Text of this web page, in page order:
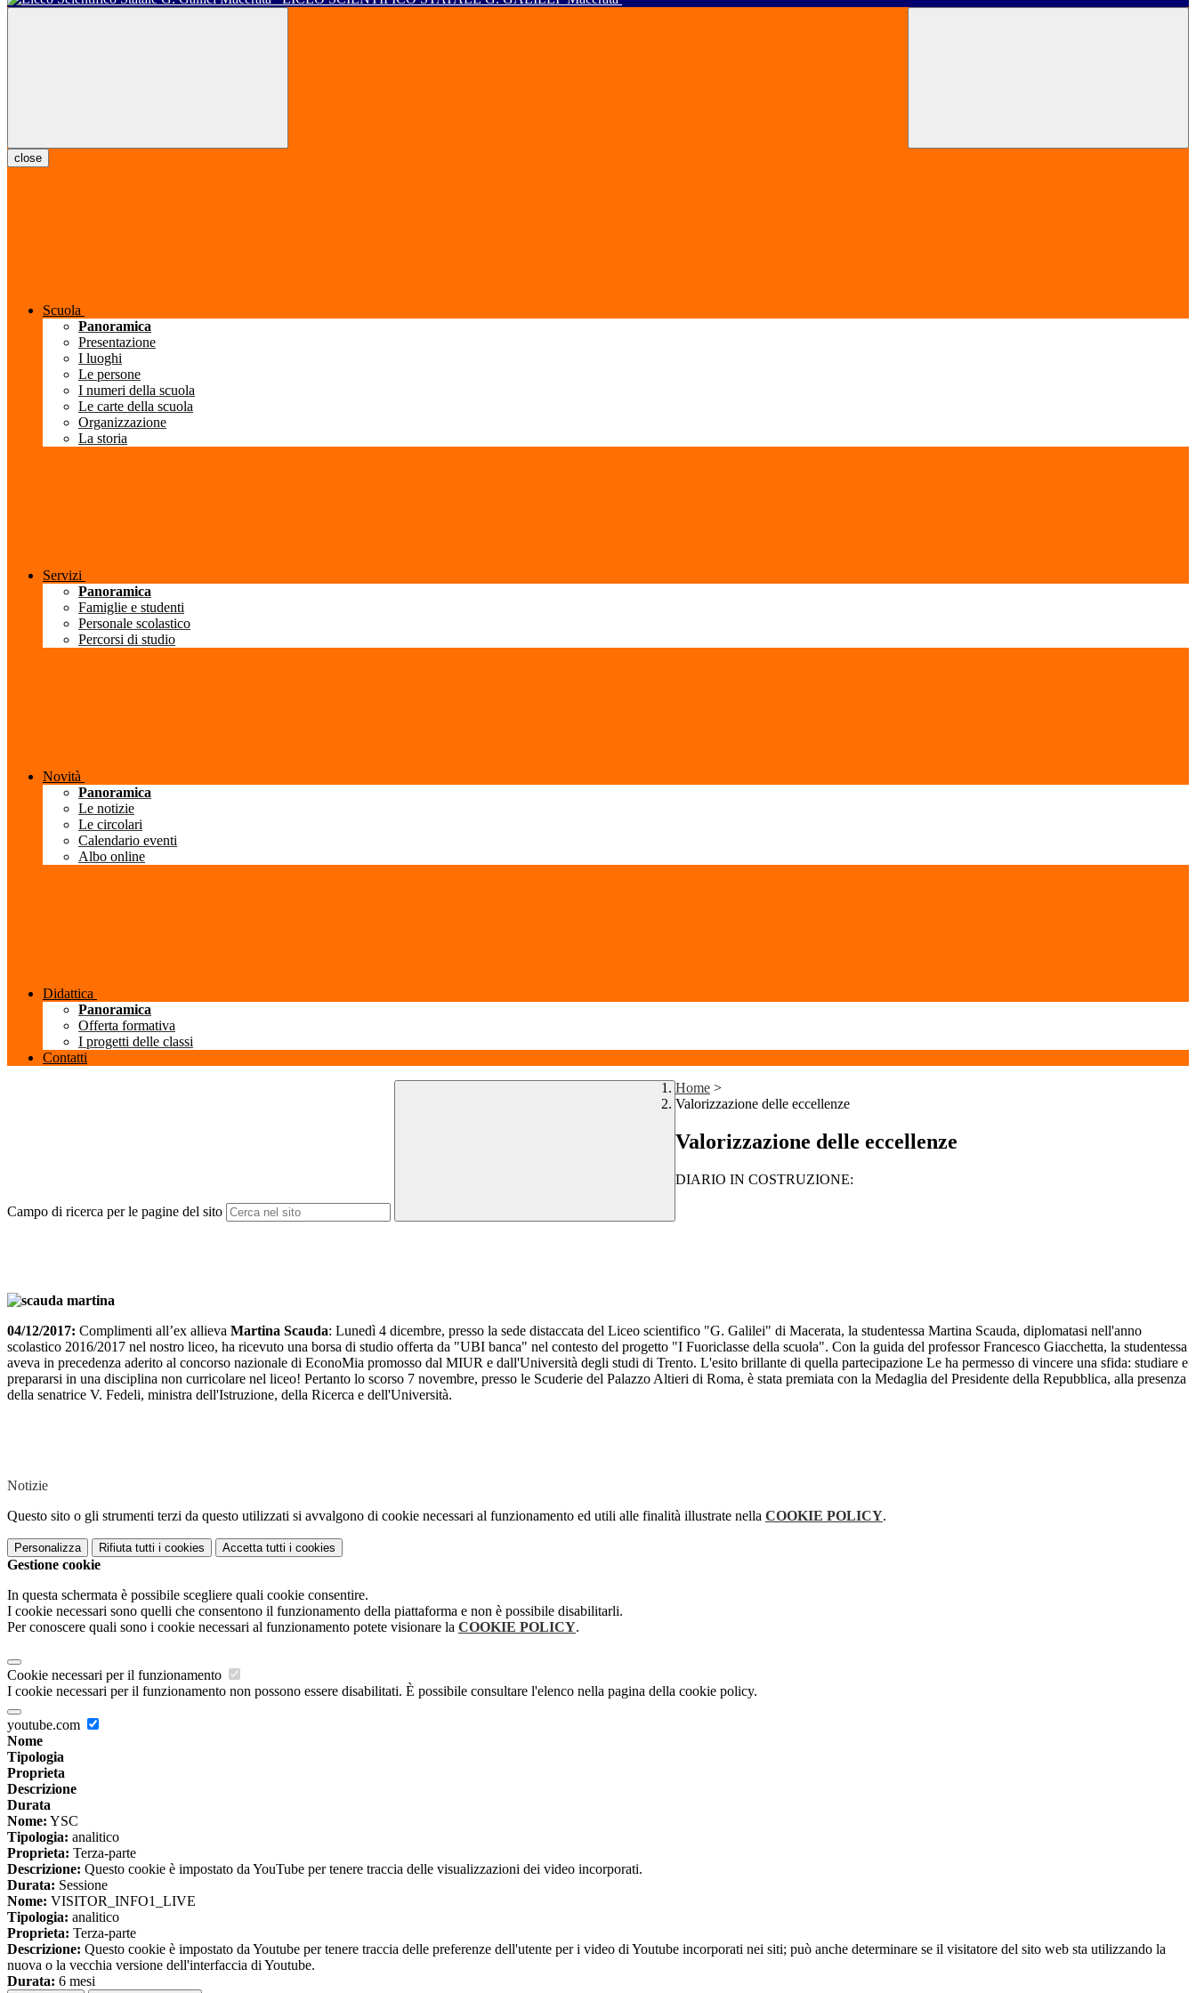
close
Scuola
Panoramica
Presentazione
I luoghi
Le persone
I numeri della scuola
Le carte della scuola
Organizzazione
La storia
Servizi
Panoramica
Famiglie e studenti
Personale scolastico
Percorsi di studio
Novità
Panoramica
Le notizie
Le circolari
Calendario eventi
Albo online
Didattica
Panoramica
Offerta formativa
I progetti delle classi
Contatti
Campo di ricerca per le pagine del sito
Home >
Valorizzazione delle eccellenze
Valorizzazione delle eccellenze
DIARIO IN COSTRUZIONE:
04/12/2017: Complimenti all’ex allieva Martina Scauda: Lunedì 4 dicembre, presso la sede distaccata del Liceo scientifico "G. Galilei" di Macerata, la studentessa Martina Scauda, diplomatasi nell'anno
scolastico 2016/2017 nel nostro liceo, ha ricevuto una borsa di studio offerta da "UBI banca" nel contesto del progetto "I Fuoriclasse della scuola". Con la guida del professor Francesco Giacchetta, la studentessa
aveva in precedenza aderito al concorso nazionale di EconoMia promosso dal MIUR e dall'Università degli studi di Trento. L'esito brillante di quella partecipazione Le ha permesso di vincere una sfida: studiare e
prepararsi in una disciplina non curricolare nel liceo! Pertanto lo scorso 7 novembre, presso le Scuderie del Palazzo Altieri di Roma, è stata premiata con la Medaglia del Presidente della Repubblica, alla presenza
della senatrice V. Fedeli, ministra dell'Istruzione, della Ricerca e dell'Università.
Notizie
Questo sito o gli strumenti terzi da questo utilizzati si avvalgono di cookie necessari al funzionamento ed utili alle finalità illustrate nella COOKIE POLICY.
Personalizza Rifiuta tutti i cookies Accetta tutti i cookies
Gestione cookie
In questa schermata è possibile scegliere quali cookie consentire.
I cookie necessari sono quelli che consentono il funzionamento della piattaforma e non è possibile disabilitarli.
Per conoscere quali sono i cookie necessari al funzionamento potete visionare la COOKIE POLICY.
Cookie necessari per il funzionamento
I cookie necessari per il funzionamento non possono essere disabilitati. È possibile consultare l'elenco nella pagina della cookie policy.
youtube.com
Nome
Tipologia
Proprieta
Descrizione
Durata
Nome: YSC
Tipologia: analitico
Proprieta: Terza-parte
Descrizione: Questo cookie è impostato da YouTube per tenere traccia delle visualizzazioni dei video incorporati.
Durata: Sessione
Nome: VISITOR_INFO1_LIVE
Tipologia: analitico
Proprieta: Terza-parte
Descrizione: Questo cookie è impostato da Youtube per tenere traccia delle preferenze dell'utente per i video di Youtube incorporati nei siti; può anche determinare se il visitatore del sito web sta utilizzando la
nuova o la vecchia versione dell'interfaccia di Youtube.
Durata: 6 mesi